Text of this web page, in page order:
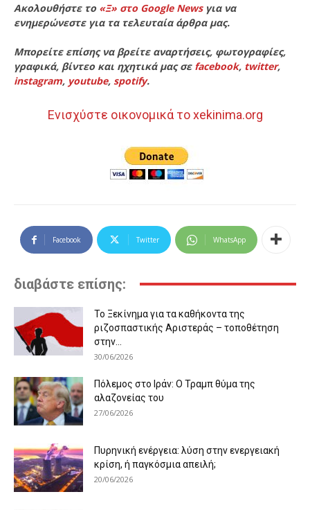
Ακολουθήστε το «Ξ» στο Google Newsγια να
ενημερώνεστε για τα τελευταία άρθρα μας.
Μπορείτε επίσης να βρείτε αναρτήσεις, φωτογραφίες,
γραφικά, βίντεο και ηχητικά μας σε facebook, twitter,
instagram, youtube, spotify.
Ενισχύστε οικονομικά το xekinima.org
Facebook Twitter WhatsApp
διαβάστε επίσης:
Το Ξεκίνημα για τα καθήκοντα της
ριζοσπαστικής Αριστεράς – τοποθέτηση
στην...
30/06/2026
Πόλεμος στο Ιράν: Ο Τραμπ θύμα της
αλαζονείας του
27/06/2026
Πυρηνική ενέργεια: λύση στην ενεργειακή
κρίση, ή παγκόσμια απειλή;
20/06/2026